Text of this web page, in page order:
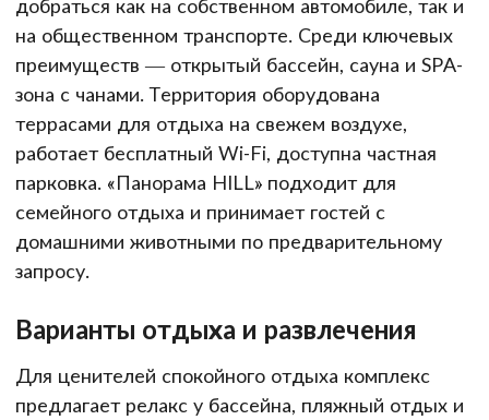
добраться как на собственном автомобиле, так и
на общественном транспорте. Среди ключевых
преимуществ — открытый бассейн, сауна и SPA-
зона с чанами. Территория оборудована
террасами для отдыха на свежем воздухе,
работает бесплатный Wi-Fi, доступна частная
парковка. «Панорама HILL» подходит для
семейного отдыха и принимает гостей с
домашними животными по предварительному
запросу.
Варианты отдыха и развлечения
Для ценителей спокойного отдыха комплекс
предлагает релакс у бассейна, пляжный отдых и